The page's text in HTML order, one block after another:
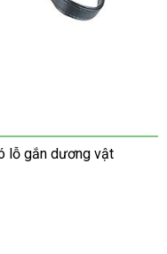
lỗ gắn dương vật